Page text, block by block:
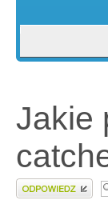
Jakie
Wyślij odpowiedź